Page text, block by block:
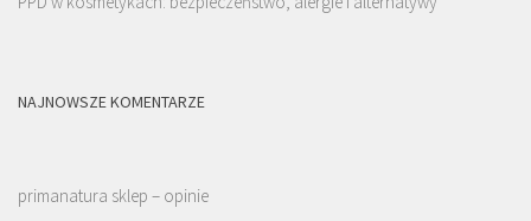
NAJNOWSZE KOMENTARZE
primanatura sklep – opinie